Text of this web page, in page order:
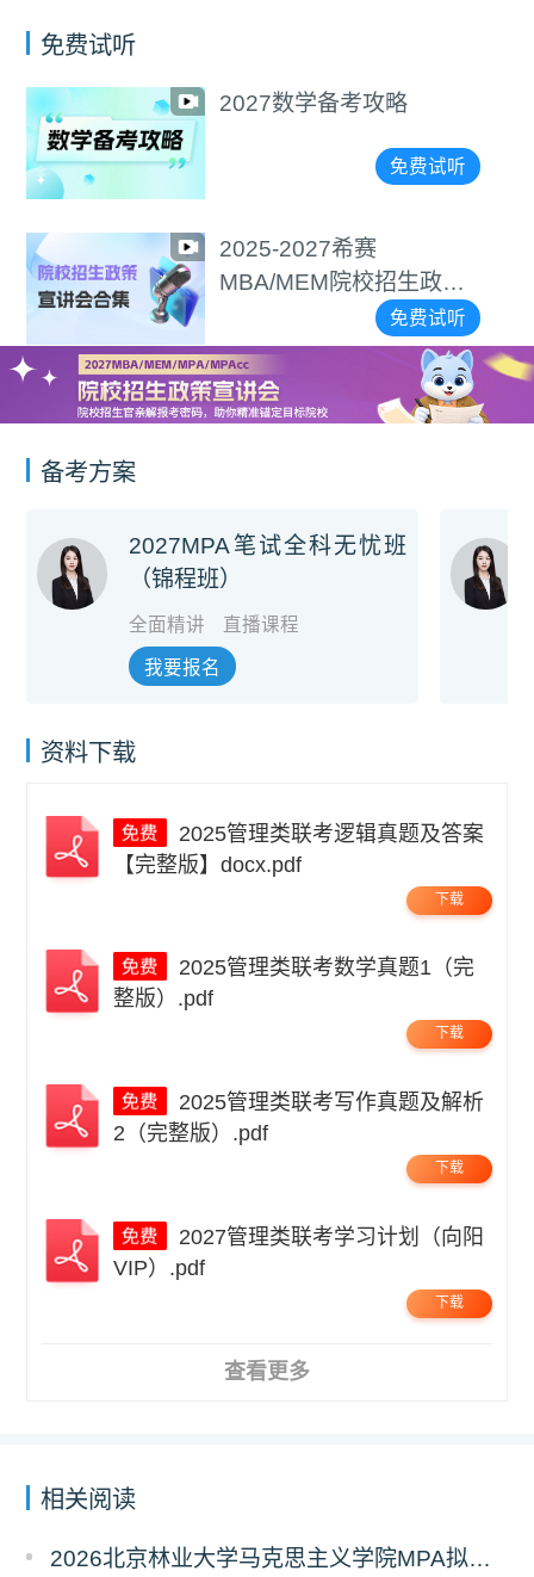
免费试听
2027数学备考攻略
免费试听
2025-2027希赛
MBA/MEM院校招生政策
免费试听
备考方案
2027MPA笔试全科无忧班
（锦程班）
全面精讲 直播课程
我要报名
资料下载
【完整版】docx.pdf
下载
整版）.pdf
下载
2（完整版）.pdf
下载
VIP）.pdf
下载
查看更多
相关阅读
2026北京林业大学马克思主义学院MPA拟录取分析解读